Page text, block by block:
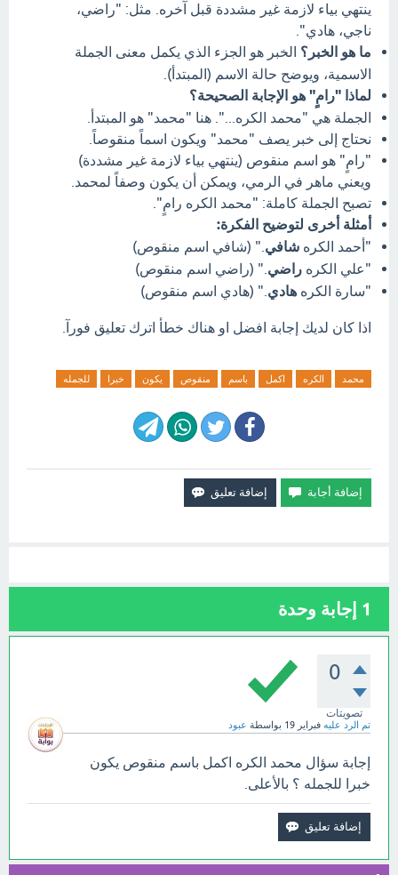
ينتهي بياء لازمة غير مشددة قبل آخره. مثل: "راضي،
ناجي، هادي".
ما هو الخبر؟ الخبر هو الجزء الذي يكمل معنى الجملة
الاسمية، ويوضح حالة الاسم (المبتدأ).
لماذا "رامٍ" هو الإجابة الصحيحة؟
الجملة هي "محمد الكره...". هنا "محمد" هو المبتدأ.
نحتاج إلى خبر يصف "محمد" ويكون اسماً منقوصاً.
"رامٍ" هو اسم منقوص (ينتهي بياء لازمة غير مشددة)
ويعني ماهر في الرمي، ويمكن أن يكون وصفاً لمحمد.
تصبح الجملة كاملة: "محمد الكره رامٍ".
أمثلة أخرى لتوضيح الفكرة:
"أحمد الكره شافي ." (شافي اسم منقوص)
"علي الكره راضي ." (راضي اسم منقوص)
"سارة الكره هادي ." (هادي اسم منقوص)
اذا كان لديك إجابة افضل او هناك خطأ اترك تعليق فورآ.
محمد الكره اكمل باسم منقوص يكون خبرا للجمله
1 إجابة وحدة
0
تصويتات
تم الرد عليه فبراير 19 بواسطة عبود
إجابة سؤال محمد الكره اكمل باسم منقوص يكون
خبرا للجمله ؟ بالأعلى.